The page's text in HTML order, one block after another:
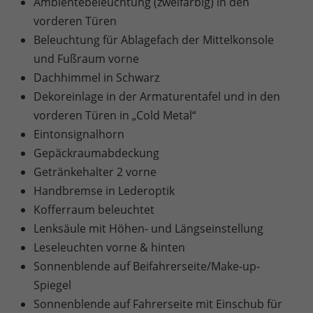
vorderen Türen
Beleuchtung für Ablagefach der Mittelkonsole
und Fußraum vorne
Dachhimmel in Schwarz
Dekoreinlage in der Armaturentafel und in den
vorderen Türen in „Cold Metal“
Eintonsignalhorn
Gepäckraumabdeckung
Getränkehalter 2 vorne
Handbremse in Lederoptik
Kofferraum beleuchtet
Lenksäule mit Höhen- und Längseinstellung
Leseleuchten vorne & hinten
Sonnenblende auf Beifahrerseite/Make-up-
Spiegel
Sonnenblende auf Fahrerseite mit Einschub für